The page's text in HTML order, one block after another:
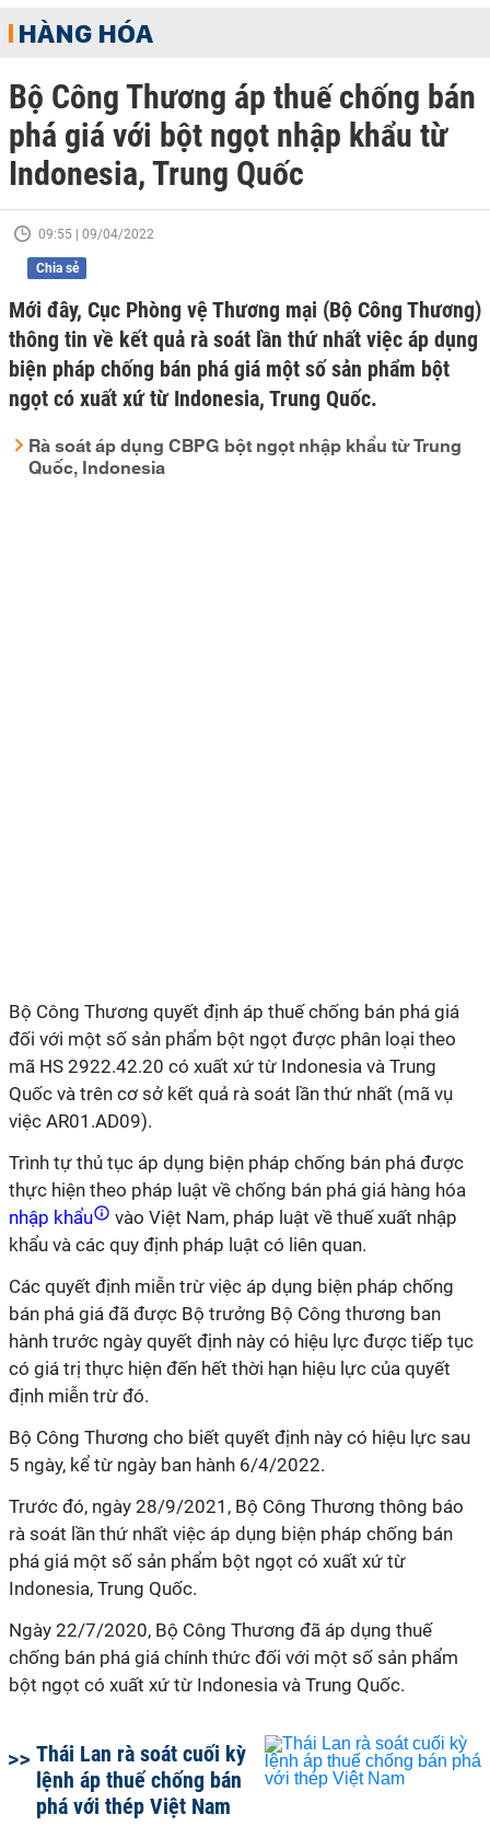
HÀNG HÓA
Bộ Công Thương áp thuế chống bán
phá giá với bột ngọt nhập khẩu từ
Indonesia, Trung Quốc
09:55 | 09/04/2022
Chia sẻ
Mới đây, Cục Phòng vệ Thương mại (Bộ Công Thương)
thông tin về kết quả rà soát lần thứ nhất việc áp dụng
biện pháp chống bán phá giá một số sản phẩm bột
ngọt có xuất xứ từ Indonesia, Trung Quốc.
Rà soát áp dụng CBPG bột ngọt nhập khẩu từ Trung
Quốc, Indonesia
Bộ Công Thương quyết định áp thuế chống bán phá giá
đối với một số sản phẩm bột ngọt được phân loại theo
mã HS 2922.42.20 có xuất xứ từ Indonesia và Trung
Quốc và trên cơ sở kết quả rà soát lần thứ nhất (mã vụ
việc AR01.AD09).
Trình tự thủ tục áp dụng biện pháp chống bán phá được
thực hiện theo pháp luật về chống bán phá giá hàng hóa
nhập khẩu
vào Việt Nam, pháp luật về thuế xuất nhập
khẩu và các quy định pháp luật có liên quan.
Các quyết định miễn trừ việc áp dụng biện pháp chống
bán phá giá đã được Bộ trưởng Bộ Công thương ban
hành trước ngày quyết định này có hiệu lực được tiếp tục
có giá trị thực hiện đến hết thời hạn hiệu lực của quyết
định miễn trừ đó.
Bộ Công Thương cho biết quyết định này có hiệu lực sau
5 ngày, kể từ ngày ban hành 6/4/2022.
Trước đó, ngày 28/9/2021, Bộ Công Thương thông báo
rà soát lần thứ nhất việc áp dụng biện pháp chống bán
phá giá một số sản phẩm bột ngọt có xuất xứ từ
Indonesia, Trung Quốc.
Ngày 22/7/2020, Bộ Công Thương đã áp dụng thuế
chống bán phá giá chính thức đối với một số sản phẩm
bột ngọt có xuất xứ từ Indonesia và Trung Quốc.
Thái Lan rà soát cuối kỳ
lệnh áp thuế chống bán
phá với thép Việt Nam